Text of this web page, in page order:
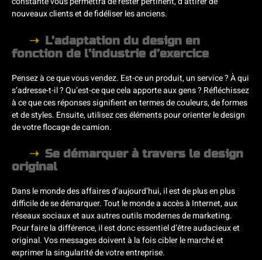
nouveaux clients et de fidéliser les anciens.
L’adaptation du design en
fonction de l’industrie d’exercice
Pensez à ce que vous vendez. Est-ce un produit, un service ? À qui
s’adresse-t-il ? Qu’est-ce que cela apporte aux gens ? Réfléchissez
à ce que ces réponses signifient en termes de couleurs, de formes
et de styles. Ensuite, utilisez ces éléments pour orienter le design
de votre flocage de camion.
Se démarquer à travers le design
original
Dans le monde des affaires d’aujourd’hui, il est de plus en plus
difficile de se démarquer. Tout le monde a accès à Internet, aux
réseaux sociaux et aux autres outils modernes de marketing.
Pour faire la différence, il est donc essentiel d’être audacieux et
original. Vos messages doivent à la fois cibler le marché et
exprimer la singularité de votre entreprise.